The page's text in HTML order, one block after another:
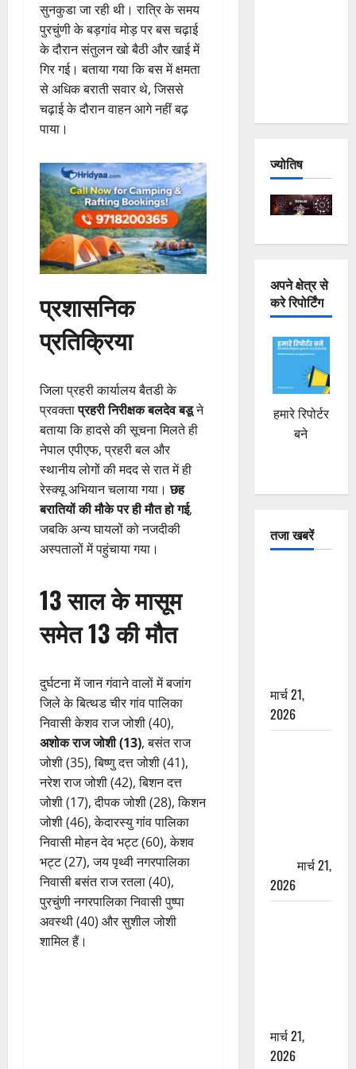
सुनकुडा जा रही थी। रात्रि के समय
पुरचुंणी के बड़गांव मोड़ पर बस चढ़ाई
के दौरान संतुलन खो बैठी और खाई में
गिर गई। बताया गया कि बस में क्षमता
से अधिक बराती सवार थे, जिससे
चढ़ाई के दौरान वाहन आगे नहीं बढ़
पाया।
प्रशासनिक
प्रतिक्रिया
जिला प्रहरी कार्यालय बैतडी के
प्रवक्ताप्रहरी निरीक्षक बलदेव बडूने
बताया कि हादसे की सूचना मिलते ही
नेपाल एपीएफ, प्रहरी बल और
स्थानीय लोगों की मदद से रात में ही
रेस्क्यू अभियान चलाया गया।छह
बरातियों की मौके पर ही मौत हो गई,
जबकि अन्य घायलों को नजदीकी
अस्पतालों में पहुंचाया गया।
13 साल के मासूम
समेत 13 की मौत
दुर्घटना में जान गंवाने वालों में बजांग
जिले के बित्थड चीर गांव पालिका
निवासी केशव राज जोशी (40),
अशोक राज जोशी (13), बसंत राज
जोशी (35), बिष्णु दत्त जोशी (41),
नरेश राज जोशी (42), बिशन दत्त
जोशी (17), दीपक जोशी (28), किशन
जोशी (46), केदारस्यु गांव पालिका
निवासी मोहन देव भट्ट (60), केशव
भट्ट (27), जय पृथ्वी नगरपालिका
निवासी बसंत राज रतला (40),
पुरचुंणी नगरपालिका निवासी पुष्पा
अवस्थी (40) और सुशील जोशी
शामिल हैं।
ज्योतिष
अपने क्षेत्र से
करे रिपोर्टिंग
हमारे रिपोर्टर
बने
तजा खबरें
मार्च 21,
2026
मार्च 21,
2026
मार्च 21,
2026